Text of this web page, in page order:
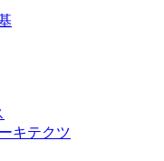
キテクツ